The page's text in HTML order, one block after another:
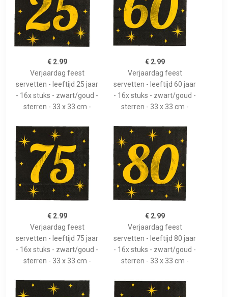
€ 2.99
Verjaardag feest
servetten - leeftijd 25 jaar
- 16x stuks - zwart/goud -
sterren - 33 x 33 cm -
€ 2.99
Verjaardag feest
servetten - leeftijd 60 jaar
- 16x stuks - zwart/goud -
sterren - 33 x 33 cm -
€ 2.99
Verjaardag feest
servetten - leeftijd 75 jaar
- 16x stuks - zwart/goud -
sterren - 33 x 33 cm -
€ 2.99
Verjaardag feest
servetten - leeftijd 80 jaar
- 16x stuks - zwart/goud -
sterren - 33 x 33 cm -